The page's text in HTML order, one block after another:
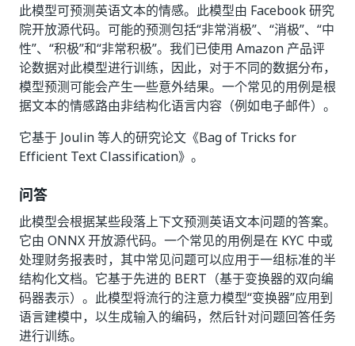
此模型可预测英语文本的情感。此模型由 Facebook 研究
院开放源代码。可能的预测包括“非常消极”、“消极”、“中
性”、“积极”和“非常积极”。我们已使用 Amazon 产品评
论数据对此模型进行训练，因此，对于不同的数据分布，
模型预测可能会产生一些意外结果。一个常见的用例是根
据文本的情感路由非结构化语言内容（例如电子邮件）。
它基于 Joulin 等人的研究论文《Bag of Tricks for
Efficient Text Classification》。
问答
此模型会根据某些段落上下文预测英语文本问题的答案。
它由 ONNX 开放源代码。一个常见的用例是在 KYC 中或
处理财务报表时，其中常见问题可以应用于一组标准的半
结构化文档。它基于先进的 BERT（基于变换器的双向编
码器表示）。此模型将流行的注意力模型“变换器”应用到
语言建模中，以生成输入的编码，然后针对问题回答任务
进行训练。